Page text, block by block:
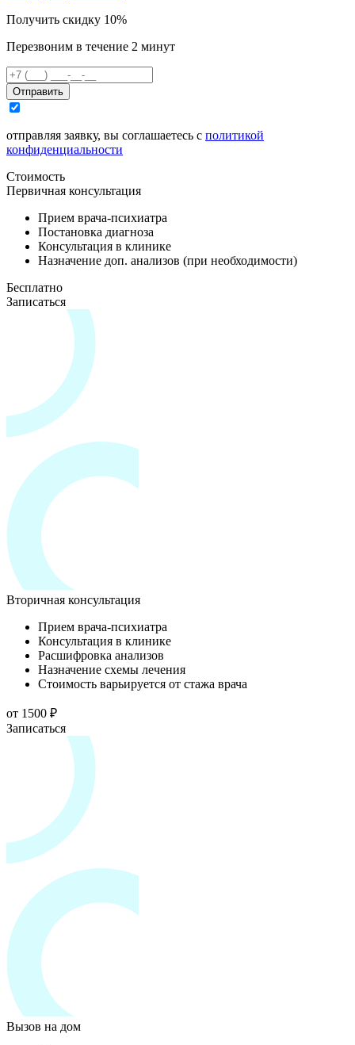
Получить скидку 10%
Перезвоним в течение 2 минут
Отправить
отправляя заявку, вы соглашаетесь с политикой
конфиденциальности
Стоимость
Первичная консультация
Прием врача-психиатра
Постановка диагноза
Консультация в клинике
Назначение доп. анализов (при необходимости)
Бесплатно
Записаться
Вторичная консультация
Прием врача-психиатра
Консультация в клинике
Расшифровка анализов
Назначение схемы лечения
Стоимость варьируется от стажа врача
от 1500 ₽
Записаться
Вызов на дом